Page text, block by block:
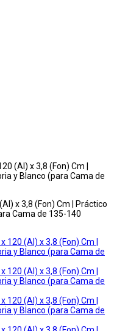
(Al) x 3,8 (Fon) Cm |
y Blanco (para Cama de